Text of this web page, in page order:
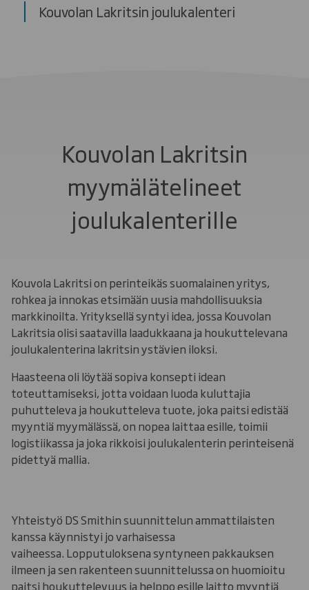
Kouvolan Lakritsin joulukalenteri
Kouvolan Lakritsin
myymälätelineet
joulukalenterille
Kouvola Lakritsi on perinteikäs suomalainen yritys,
rohkea ja innokas etsimään uusia mahdollisuuksia
markkinoilta. Yrityksellä syntyi idea, jossa Kouvolan
Lakritsia olisi saatavilla laadukkaana ja houkuttelevana
joulukalenterina lakritsin ystävien iloksi.
Haasteena oli löytää sopiva konsepti idean
toteuttamiseksi, jotta voidaan luoda kuluttajia
puhutteleva ja houkutteleva tuote, joka paitsi edistää
myyntiä myymälässä, on nopea laittaa esille, toimii
logistiikassa ja joka rikkoisi joulukalenterin perinteisenä
pidettyä mallia.
Yhteistyö DS Smithin suunnittelun ammattilaisten
kanssa käynnistyi jo varhaisessa
vaiheessa. Lopputuloksena syntyneen pakkauksen
ilmeen ja sen rakenteen suunnittelussa on huomioitu
paitsi houkuttelevuus ja helppo esille laitto myyntiä